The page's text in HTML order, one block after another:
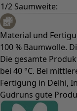
1/2 Saumweite:
Material und
100 % Baumwolle.
Die gesamte
bei 40 °C. Bei
Fertigung in Delhi,
Gudruns gute